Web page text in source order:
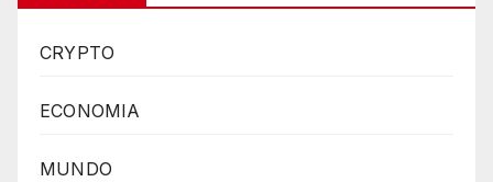
CRYPTO
ECONOMIA
MUNDO